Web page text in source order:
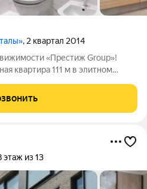
, 2 квартал 2014
«Престиж Group»!
квартира 111 м в элитном
улицу - все это создает
этаж из 13